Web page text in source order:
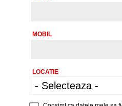
MOBIL
LOCATIE